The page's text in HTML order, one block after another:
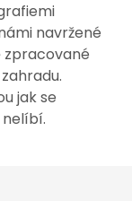
navržené
zpracované
jak se